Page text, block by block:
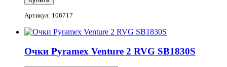
Артикул: 106717
Очки Pyramex Venture 2 RVG SB1830S